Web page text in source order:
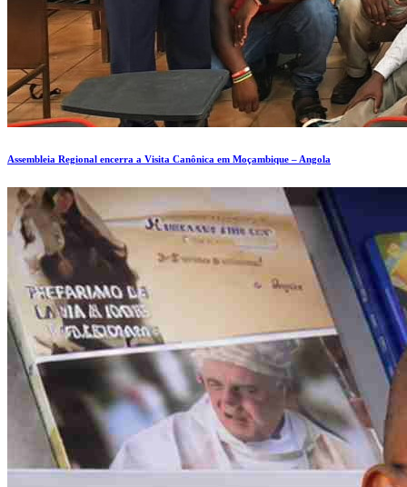
Assembleia Regional encerra a Visita Canônica em Moçambique – Angola